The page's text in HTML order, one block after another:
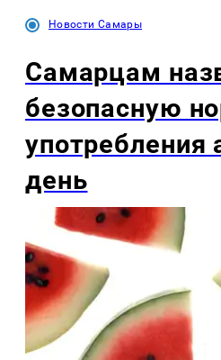
Новости Самары
Самарцам
безопасную
употребления
день